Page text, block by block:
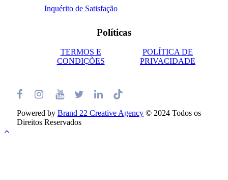
Inquérito de Satisfação
Políticas
TERMOS E
CONDIÇÕES
POLÍTICA DE
PRIVACIDADE
Powered by Brand 22 Creative Agency © 2024 Todos os
Direitos Reservados